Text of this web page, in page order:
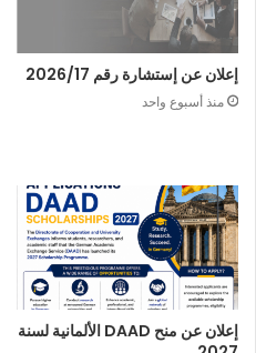
إعلان عن إستشارة رقم 2026/17
منذ أسبوع واحد
إعلان عن منح DAAD الألمانية لسنة